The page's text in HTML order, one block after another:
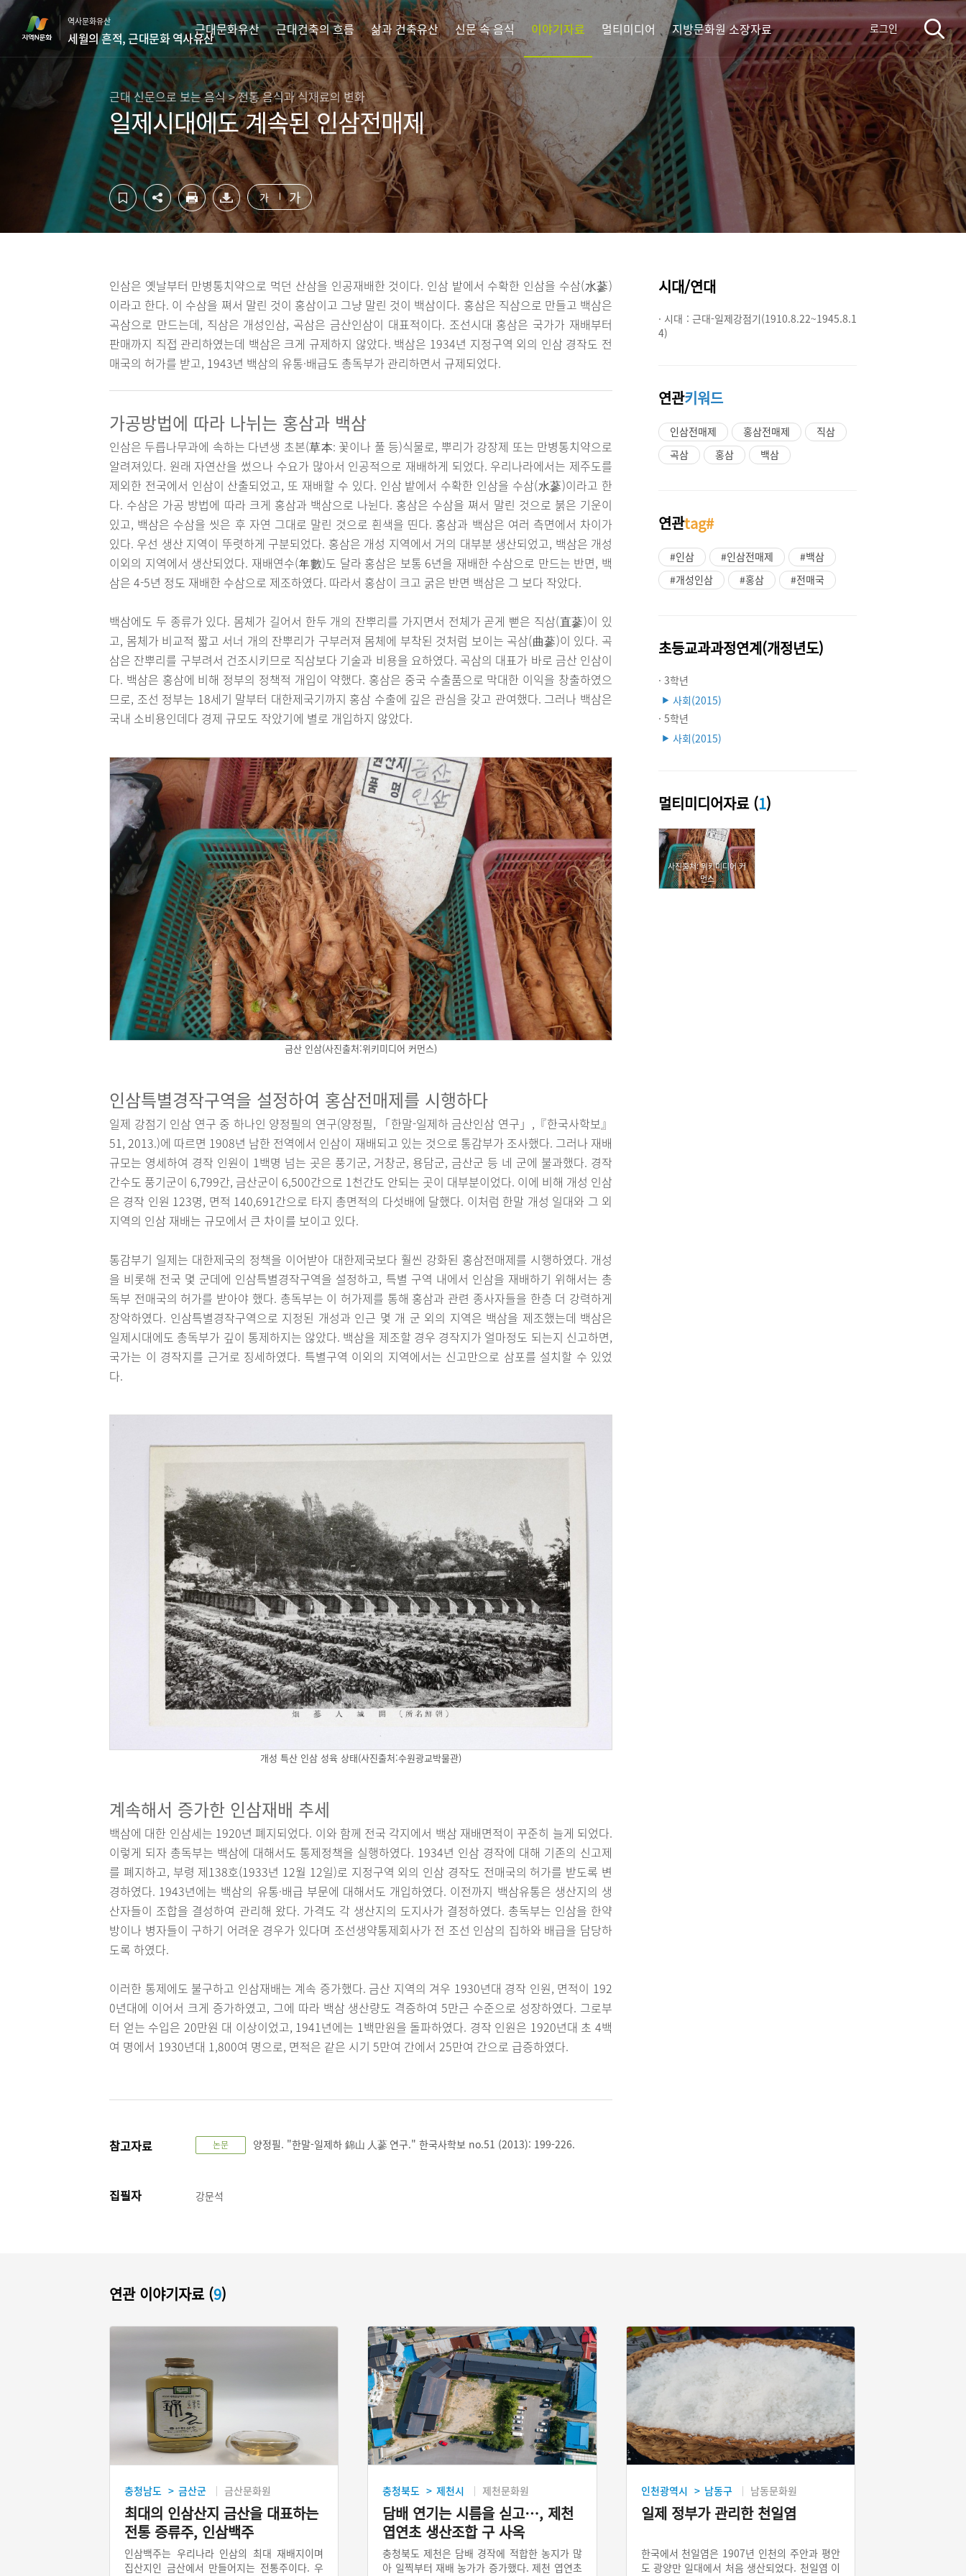
컨
텐
영
바
하
단
역
로
역사문화유산
세월의 흔적, 근대문화 역사유산
근대문화유산 근대건축의 흐름 삶과 건축유산 신문 속 음식 이야기자료 멀티미디어 지방문화원 소장자료 로그인
근대 신문으로 보는 음식 > 전통 음식과 식재료의 변화
일제시대에도 계속된 인삼전매제
가 가
인삼은 옛날부터 만병통치약으로 먹던 산삼을 인공재배한 것이다. 인삼 밭에서 수확한 인삼을 수삼(水蔘)
이라고 한다. 이 수삼을 쪄서 말린 것이 홍삼이고 그냥 말린 것이 백삼이다. 홍삼은 직삼으로 만들고 백삼은
곡삼으로 만드는데, 직삼은 개성인삼, 곡삼은 금산인삼이 대표적이다. 조선시대 홍삼은 국가가 재배부터
판매까지 직접 관리하였는데 백삼은 크게 규제하지 않았다. 백삼은 1934년 지정구역 외의 인삼 경작도 전
매국의 허가를 받고, 1943년 백삼의 유통·배급도 총독부가 관리하면서 규제되었다.
가공방법에 따라 나뉘는 홍삼과 백삼
인삼은 두릅나무과에 속하는 다년생 초본(草本: 꽃이나 풀 등)식물로, 뿌리가 강장제 또는 만병통치약으로
알려져있다. 원래 자연산을 썼으나 수요가 많아서 인공적으로 재배하게 되었다. 우리나라에서는 제주도를
제외한 전국에서 인삼이 산출되었고, 또 재배할 수 있다. 인삼 밭에서 수확한 인삼을 수삼(水蔘)이라고 한
다. 수삼은 가공 방법에 따라 크게 홍삼과 백삼으로 나뉜다. 홍삼은 수삼을 쪄서 말린 것으로 붉은 기운이
있고, 백삼은 수삼을 씻은 후 자연 그대로 말린 것으로 흰색을 띤다. 홍삼과 백삼은 여러 측면에서 차이가
있다. 우선 생산 지역이 뚜렷하게 구분되었다. 홍삼은 개성 지역에서 거의 대부분 생산되었고, 백삼은 개성
이외의 지역에서 생산되었다. 재배연수(年數)도 달라 홍삼은 보통 6년을 재배한 수삼으로 만드는 반면, 백
삼은 4-5년 정도 재배한 수삼으로 제조하였다. 따라서 홍삼이 크고 굵은 반면 백삼은 그 보다 작았다.
백삼에도 두 종류가 있다. 몸체가 길어서 한두 개의 잔뿌리를 가지면서 전체가 곧게 뻗은 직삼(直蔘)이 있
고, 몸체가 비교적 짧고 서너 개의 잔뿌리가 구부러져 몸체에 부착된 것처럼 보이는 곡삼(曲蔘)이 있다. 곡
삼은 잔뿌리를 구부려서 건조시키므로 직삼보다 기술과 비용을 요하였다. 곡삼의 대표가 바로 금산 인삼이
다. 백삼은 홍삼에 비해 정부의 정책적 개입이 약했다. 홍삼은 중국 수출품으로 막대한 이익을 창출하였으
므로, 조선 정부는 18세기 말부터 대한제국기까지 홍삼 수출에 깊은 관심을 갖고 관여했다. 그러나 백삼은
국내 소비용인데다 경제 규모도 작았기에 별로 개입하지 않았다.
금산 인삼(사진출처:위키미디어 커먼스)
인삼특별경작구역을 설정하여 홍삼전매제를 시행하다
일제 강점기 인삼 연구 중 하나인 양정필의 연구(양정필, 「한말-일제하 금산인삼 연구」,『한국사학보』
51, 2013.)에 따르면 1908년 남한 전역에서 인삼이 재배되고 있는 것으로 통감부가 조사했다. 그러나 재배
규모는 영세하여 경작 인원이 1백명 넘는 곳은 풍기군, 거창군, 용담군, 금산군 등 네 군에 불과했다. 경작
간수도 풍기군이 6,799간, 금산군이 6,500간으로 1천간도 안되는 곳이 대부분이었다. 이에 비해 개성 인삼
은 경작 인원 123명, 면적 140,691간으로 타지 총면적의 다섯배에 달했다. 이처럼 한말 개성 일대와 그 외
지역의 인삼 재배는 규모에서 큰 차이를 보이고 있다.
통감부기 일제는 대한제국의 정책을 이어받아 대한제국보다 훨씬 강화된 홍삼전매제를 시행하였다. 개성
을 비롯해 전국 몇 군데에 인삼특별경작구역을 설정하고, 특별 구역 내에서 인삼을 재배하기 위해서는 총
독부 전매국의 허가를 받아야 했다. 총독부는 이 허가제를 통해 홍삼과 관련 종사자들을 한층 더 강력하게
장악하였다. 인삼특별경작구역으로 지정된 개성과 인근 몇 개 군 외의 지역은 백삼을 제조했는데 백삼은
일제시대에도 총독부가 깊이 통제하지는 않았다. 백삼을 제조할 경우 경작지가 얼마정도 되는지 신고하면,
국가는 이 경작지를 근거로 징세하였다. 특별구역 이외의 지역에서는 신고만으로 삼포를 설치할 수 있었
다.
개성 특산 인삼 성육 상태(사진출처:수원광교박물관)
계속해서 증가한 인삼재배 추세
백삼에 대한 인삼세는 1920년 폐지되었다. 이와 함께 전국 각지에서 백삼 재배면적이 꾸준히 늘게 되었다.
이렇게 되자 총독부는 백삼에 대해서도 통제정책을 실행하였다. 1934년 인삼 경작에 대해 기존의 신고제
를 폐지하고, 부령 제138호(1933년 12월 12일)로 지정구역 외의 인삼 경작도 전매국의 허가를 받도록 변
경하였다. 1943년에는 백삼의 유통·배급 부문에 대해서도 개입하였다. 이전까지 백삼유통은 생산지의 생
산자들이 조합을 결성하여 관리해 왔다. 가격도 각 생산지의 도지사가 결정하였다. 총독부는 인삼을 한약
방이나 병자들이 구하기 어려운 경우가 있다며 조선생약통제회사가 전 조선 인삼의 집하와 배급을 담당하
도록 하였다.
이러한 통제에도 불구하고 인삼재배는 계속 증가했다. 금산 지역의 겨우 1930년대 경작 인원, 면적이 192
0년대에 이어서 크게 증가하였고, 그에 따라 백삼 생산량도 격증하여 5만근 수준으로 성장하였다. 그로부
터 얻는 수입은 20만원 대 이상이었고, 1941년에는 1백만원을 돌파하였다. 경작 인원은 1920년대 초 4백
여 명에서 1930년대 1,800여 명으로, 면적은 같은 시기 5만여 간에서 25만여 간으로 급증하였다.
참고자료 논문 양정필. "한말-일제하 錦山 人蔘 연구." 한국사학보 no.51 (2013): 199-226.
집필자 강문석
시대/연대
· 시대 : 근대-일제강점기(1910.8.22~1945.8.1
4)
연관키워드
인삼전매제 홍삼전매제
직삼
곡삼
홍삼 백삼
연관tag#
#인삼 #인삼전매제
#백삼
#개성인삼
#홍삼 #전매국
초등교과과정연계(개정년도)
· 3학년
▶ 사회(2015)
· 5학년
▶ 사회(2015)
멀티미디어자료 (1)
사진출처: 위키미디어 커
먼스
연관 이야기자료 (9)
충청남도 > 금산군 금산문화원
최대의 인삼산지 금산을 대표하는
전통 증류주, 인삼백주
인삼백주는 우리나라 인삼의 최대 재배지이며
집산지인 금산에서 만들어지는 전통주이다. 우
충청북도 > 제천시 제천문화원
담배 연기는 시름을 싣고…, 제천
엽연초 생산조합 구 사옥
충청북도 제천은 담배 경작에 적합한 농지가 많
아 일찍부터 재배 농가가 증가했다. 제천 엽연초
인천광역시 > 남동구 남동문화원
일제 정부가 관리한 천일염
한국에서 천일염은 1907년 인천의 주안과 평안
도 광양만 일대에서 처음 생산되었다. 천일염 이